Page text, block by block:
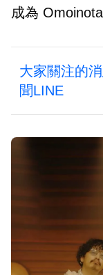
成為
大家關注的
聞LINE